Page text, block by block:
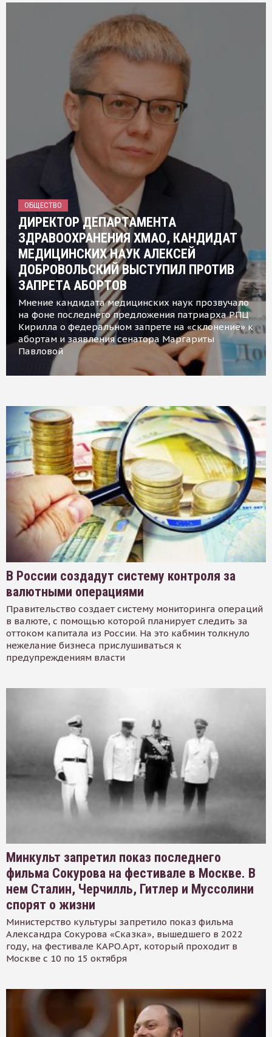
ОБЩЕСТВО
ДИРЕКТОР ДЕПАРТАМЕНТА
ЗДРАВООХРАНЕНИЯ ХМАО, КАНДИДАТ
МЕДИЦИНСКИХ НАУК АЛЕКСЕЙ
ДОБРОВОЛЬСКИЙ ВЫСТУПИЛ ПРОТИВ
ЗАПРЕТА АБОРТОВ
Мнение кандидата медицинских наук прозвучало
на фоне последнего предложения патриарха РПЦ
Кирилла о федеральном запрете на «склонение» к
абортам и заявления сенатора Маргариты
Павловой
В России создадут систему контроля за
валютными операциями
Правительство создает систему мониторинга операций
в валюте, с помощью которой планирует следить за
оттоком капитала из России. На это кабмин толкнуло
нежелание бизнеса прислушиваться к
предупреждениям власти
Минкульт запретил показ последнего
фильма Сокурова на фестивале в Москве. В
нем Сталин, Черчилль, Гитлер и Муссолини
спорят о жизни
Министерство культуры запретило показ фильма
Александра Сокурова «Сказка», вышедшего в 2022
году, на фестивале КАРО.Арт, который проходит в
Москве с 10 по 15 октября